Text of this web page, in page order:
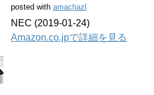
posted with amachazl
NEC (2019-01-24)
Amazon.co.jpで詳細を見る